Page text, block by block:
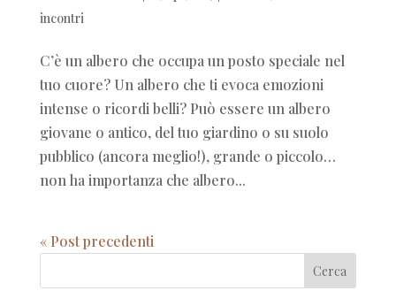
incontri
C’è un albero che occupa un posto speciale nel
tuo cuore? Un albero che ti evoca emozioni
intense o ricordi belli? Può essere un albero
giovane o antico, del tuo giardino o su suolo
pubblico (ancora meglio!), grande o piccolo…
non ha importanza che albero...
« Post precedenti